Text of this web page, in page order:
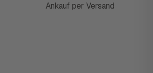
Ankauf per Versand